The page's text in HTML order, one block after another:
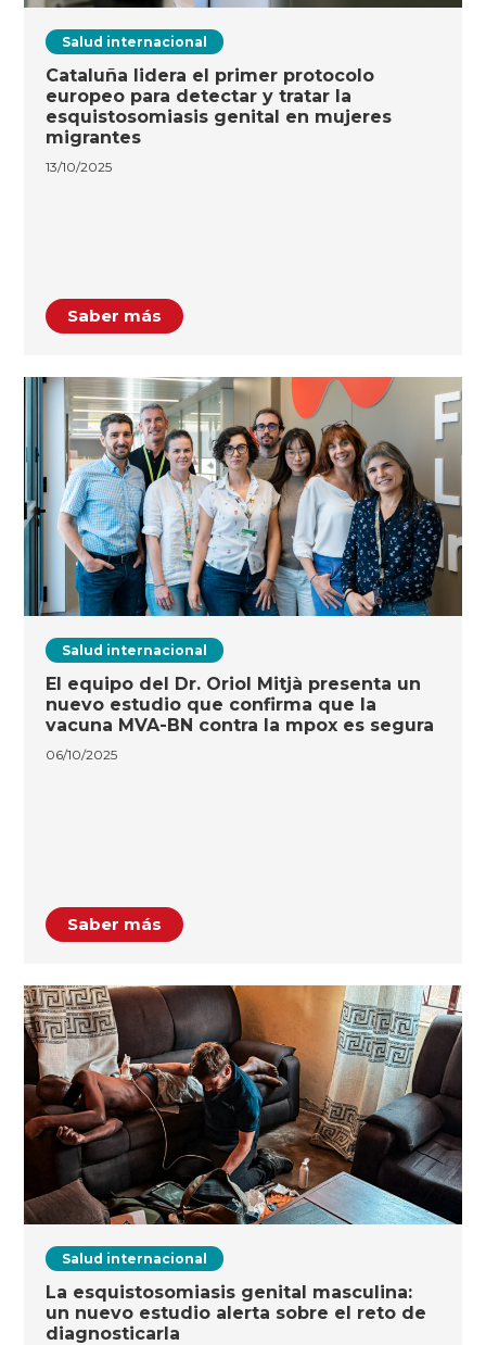
Salud internacional
Cataluña lidera el primer protocolo
europeo para detectar y tratar la
esquistosomiasis genital en mujeres
migrantes
13/10/2025
Saber más
Salud internacional
El equipo del Dr. Oriol Mitjà presenta un
nuevo estudio que confirma que la
vacuna MVA-BN contra la mpox es segura
06/10/2025
Saber más
Salud internacional
La esquistosomiasis genital masculina:
un nuevo estudio alerta sobre el reto de
diagnosticarla